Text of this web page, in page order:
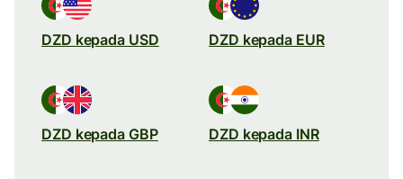
DZD kepada USD DZD kepada EUR
DZD kepada GBP DZD kepada INR